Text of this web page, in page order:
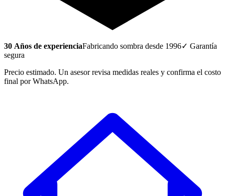
30 Años de experienciaFabricando sombra desde 1996✓ Garantía
segura
Precio estimado. Un asesor revisa medidas reales y confirma el costo
final por WhatsApp.